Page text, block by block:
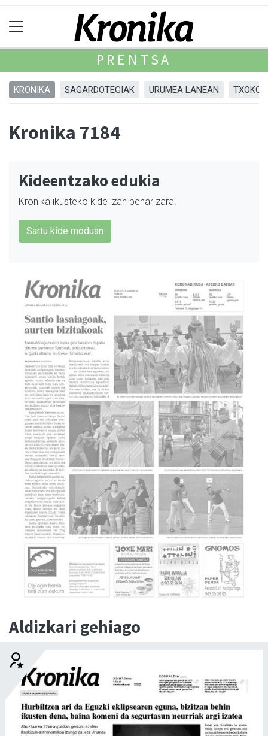
PRENTSA
KRONIKA SAGARDOTEGIAK URUMEA LANEAN
Kronika 7184
Kideentzako edukia
Kronika ikusteko kide izan behar zara.
Sartu kide moduan
Aldizkari gehiago